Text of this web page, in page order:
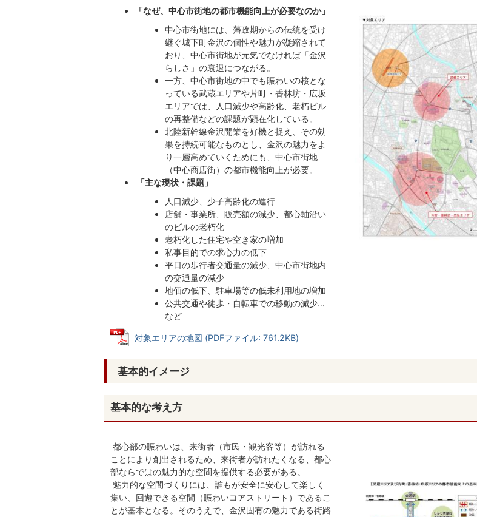
「なぜ、中心市街地の都市機能向上が必要なのか」
中心市街地には、藩政期からの伝統を受け
継ぐ城下町金沢の個性や魅力が凝縮されて
おり、中心市街地が元気でなければ「金沢
らしさ」の衰退につながる。
一方、中心市街地の中でも賑わいの核とな
っている武蔵エリアや片町・香林坊・広坂
エリアでは、人口減少や高齢化、老朽ビル
の再整備などの課題が顕在化している。
北陸新幹線金沢開業を好機と捉え、その効
果を持続可能なものとし、金沢の魅力をよ
り一層高めていくためにも、中心市街地
（中心商店街）の都市機能向上が必要。
「主な現状・課題」
人口減少、少子高齢化の進行
店舗・事業所、販売額の減少、都心軸沿い
のビルの老朽化
老朽化した住宅や空き家の増加
私事目的での求心力の低下
平日の歩行者交通量の減少、中心市街地内
の交通量の減少
地価の低下、駐車場等の低未利用地の増加
公共交通や徒歩・自転車での移動の減少…
など
対象エリアの地図 (PDFファイル: 761.2KB)
基本的イメージ
基本的な考え方
都心部の賑わいは、来街者（市民・観光客等）が訪れる
ことにより創出されるため、来街者が訪れたくなる、都心
部ならではの魅力的な空間を提供する必要がある。
魅力的な空間づくりには、誰もが安全に安心して楽しく
集い、回遊できる空間（賑わいコアストリート）であるこ
とが基本となる。そのうえで、金沢固有の魅力である街路